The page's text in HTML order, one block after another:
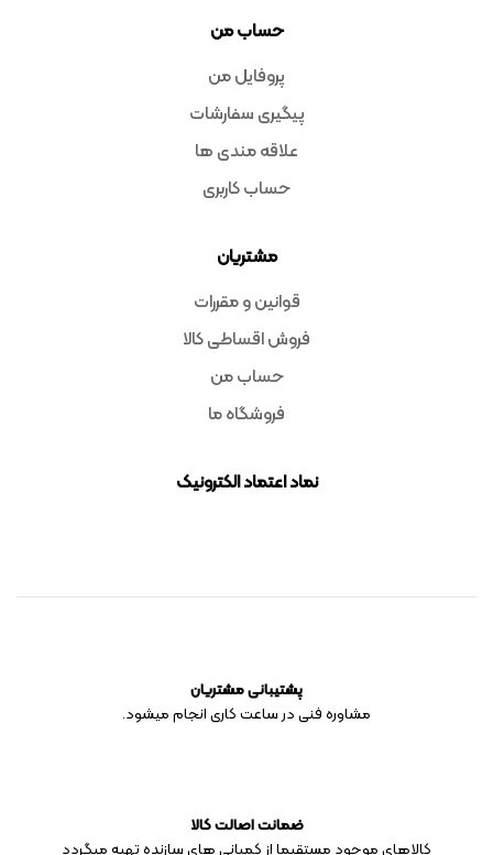
حساب من
پروفایل من
پیگیری سفارشات
علاقه مندی ها
حساب کاربری
مشتریان
قوانین و مقررات
فروش اقساطی کالا
حساب من
فروشگاه ما
نماد اعتماد الکترونیک
پشتیبانی مشتریان
مشاوره فنی در ساعت کاری انجام میشود.
ضمانت اصالت کالا
کالاهای موجود مستقیما از کمپانی های سازنده تهیه میگردد